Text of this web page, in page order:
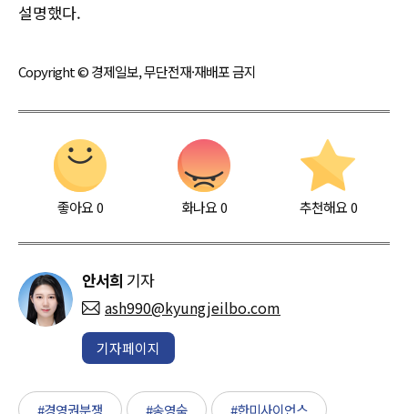
설명했다.
Copyright © 경제일보, 무단전재·재배포 금지
좋아요0 화나요0 추천해요 0
안서희 기자
ash990@kyungjeilbo.com
기자페이지
#경영권분쟁 #송영숙 #한미사이언스